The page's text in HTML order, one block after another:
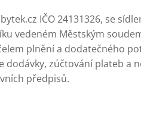
IČO 24131326, se
vedeném Městským
plnění a dodatečného
zúčtování plateb a
předpisů.